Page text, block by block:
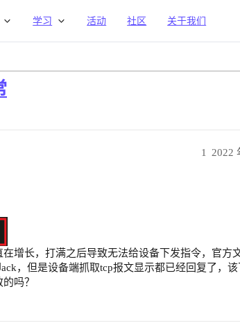
学习 活动 社区 关于我们
2022
1
增长，打满之后导致无法给设备下发指令，官方
，但是设备端抓取tcp报文显示都已经回复了，
吗？